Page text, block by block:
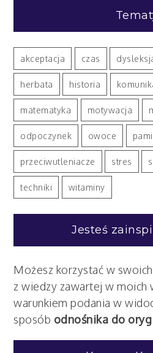
akceptacja czas
herbata historia
matematyka motywacja
odpoczynek owoce
przeciwutleniacze stres
techniki witaminy
Jesteś
Możesz korzystać w
z wiedzy zawartej w moich
warunkiem podania w
sposób odnośnika do